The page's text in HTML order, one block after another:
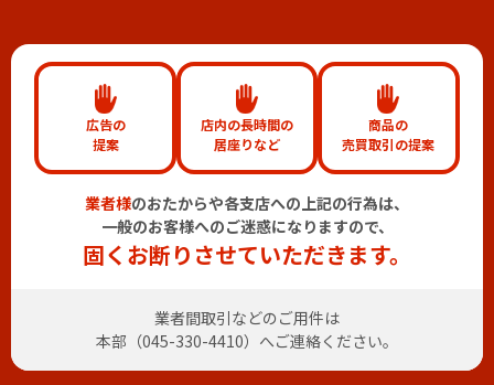
広告の
提案
店内の長時間の
居座りなど
商品の
売買取引の提案
業者様のおたからや各支店への上記の行為は、
一般のお客様へのご迷惑になりますので、
固くお断りさせていただきます。
業者間取引などのご用件は
本部（045-330-4410）へご連絡ください。